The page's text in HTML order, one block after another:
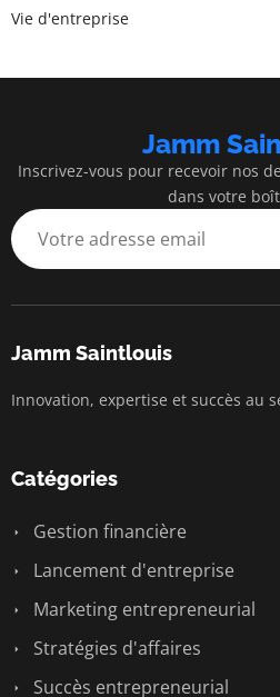
Vie d'entreprise
Jamm
Inscrivez-vous pour recevoir nos
dans votre
Jamm Saintlouis
Innovation, expertise et succès au
Catégories
Gestion financière
Lancement d'entreprise
Marketing entrepreneurial
Stratégies d'affaires
Succès entrepreneurial